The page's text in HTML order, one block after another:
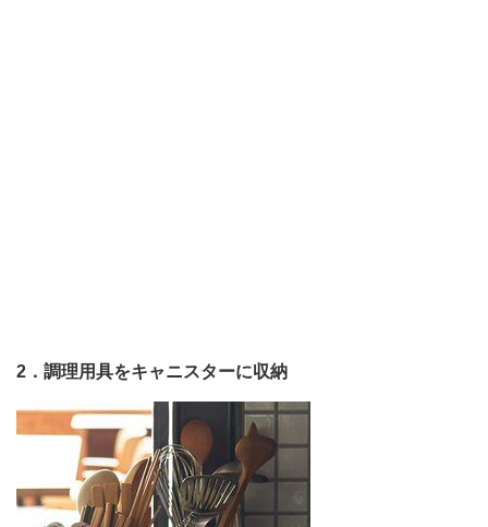
2．調理用具をキャニスターに収納